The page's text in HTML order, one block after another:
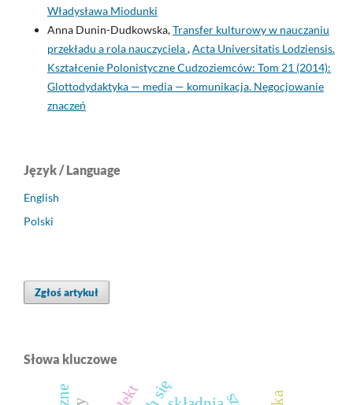
Władysława Miodunki
Anna Dunin-Dudkowska,Transfer kulturowy w nauczaniu
przekładu a rola nauczyciela,Acta Universitatis Lodziensis.
Kształcenie Polonistyczne Cudzoziemców: Tom 21 (2014):
Glottodydaktyka — media — komunikacja. Negocjowanie
znaczeń
Język / Language
English
Polski
Zgłoś artykuł
Słowa kluczowe